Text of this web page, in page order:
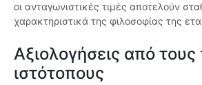
οι ανταγωνιστικές τιμές αποτελούν
χαρακτηριστικά της φιλοσοφίας της
Αξιολογήσεις από
ιστότοπους